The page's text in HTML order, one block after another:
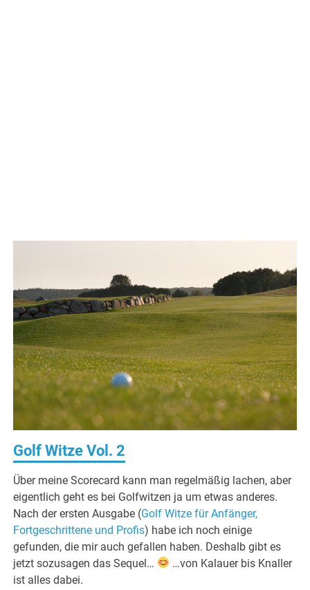
Golf Witze Vol. 2
Über meine Scorecard kann man regelmäßig lachen, aber
eigentlich geht es bei Golfwitzen ja um etwas anderes.
Nach der ersten Ausgabe (Golf Witze für Anfänger,
Fortgeschrittene und Profis) habe ich noch einige
gefunden, die mir auch gefallen haben. Deshalb gibt es
jetzt sozusagen das Sequel…
…von Kalauer bis Knaller
ist alles dabei.